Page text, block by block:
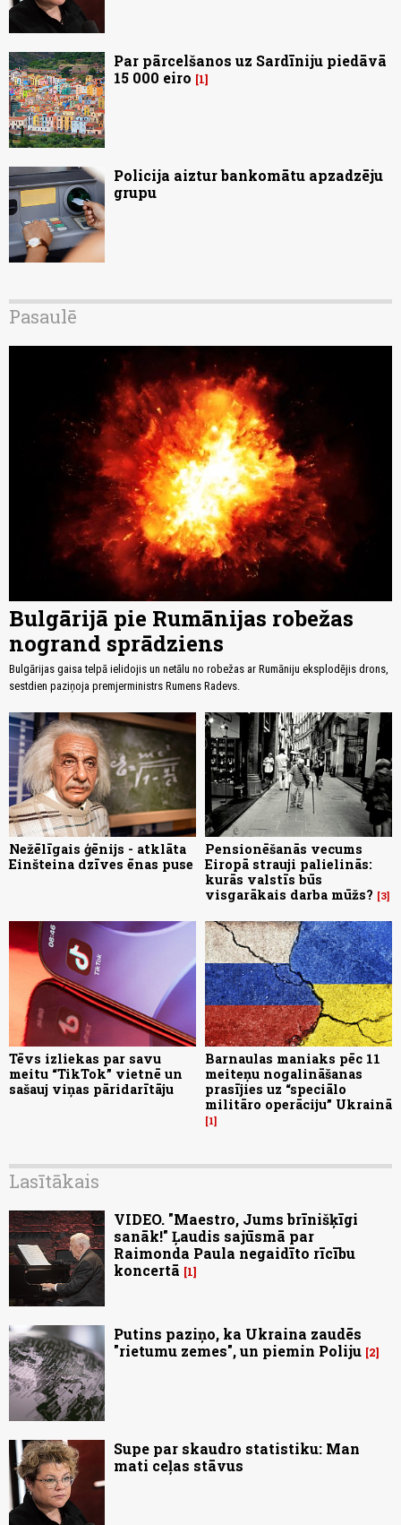
Par pārcelšanos uz Sardīniju piedāvā
15 000 eiro
1
Policija aiztur bankomātu apzadzēju
grupu
Pasaulē
Bulgārijā pie Rumānijas robežas
nogrand sprādziens
Bulgārijas gaisa telpā ielidojis un netālu no robežas ar Rumāniju eksplodējis drons,
sestdien paziņoja premjerministrs Rumens Radevs.
Nežēlīgais ģēnijs - atklāta
Einšteina dzīves ēnas puse
Pensionēšanās vecums
Eiropā strauji palielinās:
kurās valstīs būs
visgarākais darba mūžs?
3
Tēvs izliekas par savu
meitu “TikTok” vietnē un
sašauj viņas pāridarītāju
Barnaulas maniaks pēc 11
meiteņu nogalināšanas
prasījies uz “speciālo
militāro operāciju” Ukrainā
1
Lasītākais
VIDEO. "Maestro, Jums brīnišķīgi
sanāk!" Ļaudis sajūsmā par
Raimonda Paula negaidīto rīcību
koncertā
1
Putins paziņo, ka Ukraina zaudēs
"rietumu zemes", un piemin Poliju 2
Supe par skaudro statistiku: Man
mati ceļas stāvus